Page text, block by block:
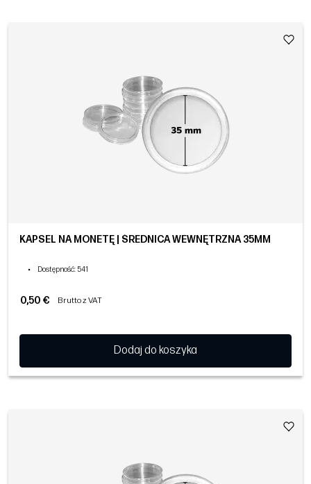
KAPSEL NA MONETĘ | ŚREDNICA WEWNĘTRZNA 35MM
• Dostępność: 541
0,50 € Brutto z VAT
Dodaj do koszyka